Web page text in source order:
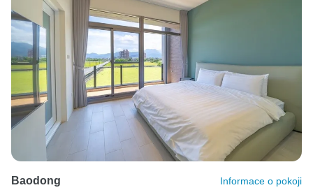
Baodong Informace o pokoji